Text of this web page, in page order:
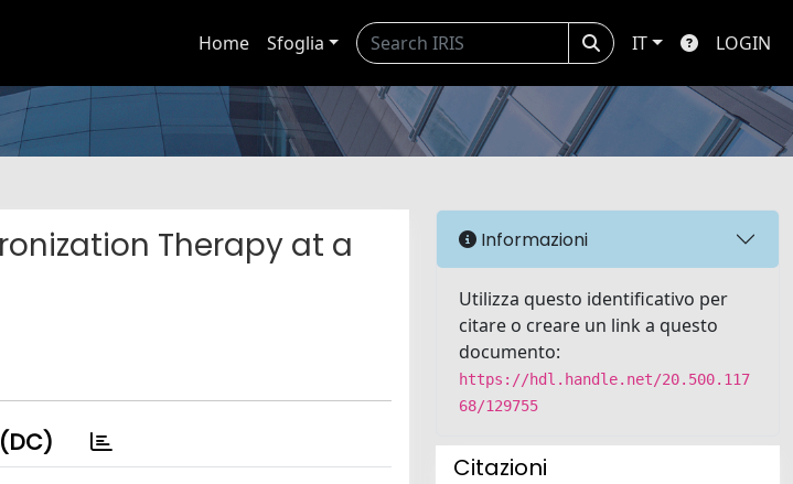
Home Sfoglia IT LOGIN
Therapy at a
Informazioni
Utilizza questo identificativo per
citare o creare un link a questo
documento:
https://hdl.handle.net/20.500.117
68/129755
Citazioni